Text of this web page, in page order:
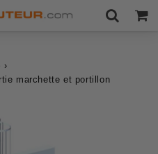
›
marchette et portillon